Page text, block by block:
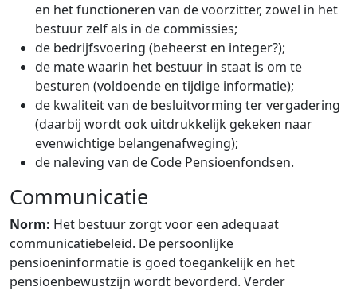
en het functioneren van de voorzitter, zowel in het
bestuur zelf als in de commissies;
de bedrijfsvoering (beheerst en integer?);
de mate waarin het bestuur in staat is om te
besturen (voldoende en tijdige informatie);
de kwaliteit van de besluitvorming ter vergadering
(daarbij wordt ook uitdrukkelijk gekeken naar
evenwichtige belangenafweging);
de naleving van de Code Pensioenfondsen.
Communicatie
Norm: Het bestuur zorgt voor een adequaat
communicatiebeleid. De persoonlijke
pensioeninformatie is goed toegankelijk en het
pensioenbewustzijn wordt bevorderd. Verder